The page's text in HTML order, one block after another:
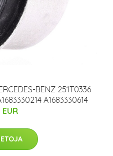
BENZ 251T0336
A1683330614